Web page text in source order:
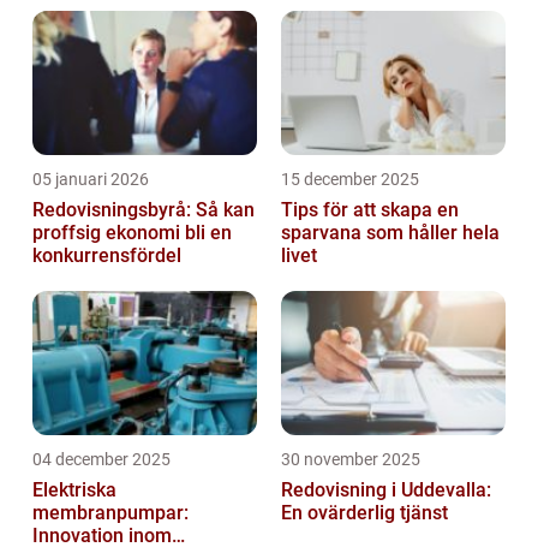
05 januari 2026
Redovisningsbyrå: Så kan
proffsig ekonomi bli en
konkurrensfördel
15 december 2025
Tips för att skapa en
sparvana som håller hela
livet
04 december 2025
Elektriska
membranpumpar:
Innovation inom
30 november 2025
Redovisning i Uddevalla:
En ovärderlig tjänst